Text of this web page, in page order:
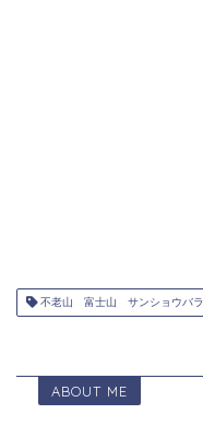
不老山 富士山 サンショウバラ
ABOUT ME